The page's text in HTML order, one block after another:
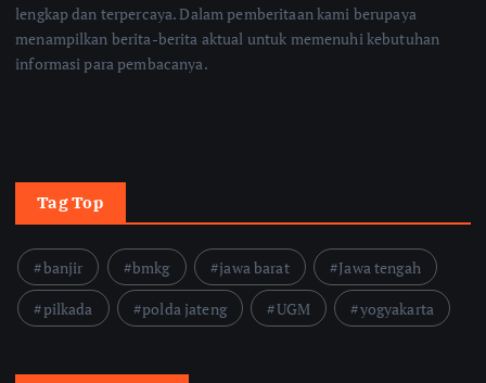
lengkap dan terpercaya. Dalam pemberitaan kami berupaya
menampilkan berita-berita aktual untuk memenuhi kebutuhan
informasi para pembacanya.
Tag Top
banjir bmkg jawa barat
Jawa tengah
pilkada
polda jateng UGM yogyakarta